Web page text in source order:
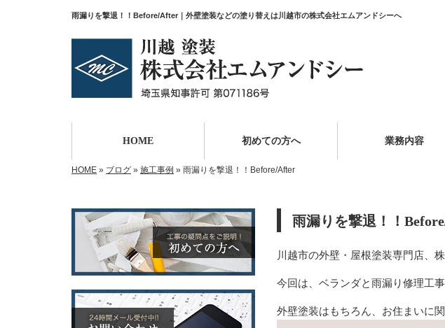
雨漏りを撃退！！Before/After｜外壁塗装などの塗り替えは川越市の株式会社エムアンドシーへ
HOME 初めての方へ 業務内容
HOME » ブログ » 施工事例 » 雨漏りを撃退！！Before/After
雨漏りを撃退！！
川越市の外壁・屋根塗装専門店、
今回は、 ベランダと雨漏り修理工事
外壁塗装はもちろん、お住まいに